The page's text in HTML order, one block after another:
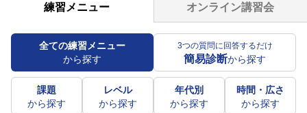
練習メニュー オンライン講習会
全ての練習メニュー
から探す
3つの質問に回答するだけ
簡易診断から探す
課題
から探す
レベル
から探す
年代別
から探す
時間・広さ
から探す